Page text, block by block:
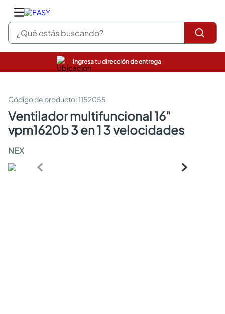
¿Qué estás buscando?
Ingresa tu dirección de entrega
:1152055
ventilador multifuncional 16"
vpm1620b 3 en 1 3 velocidades
NEX
pinturas
sanitarios
comedor
escritorio
comedores
armarios closet